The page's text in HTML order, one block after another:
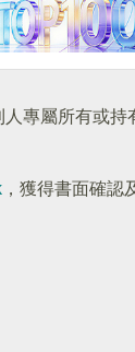
專屬所有或持
，獲得書面確認